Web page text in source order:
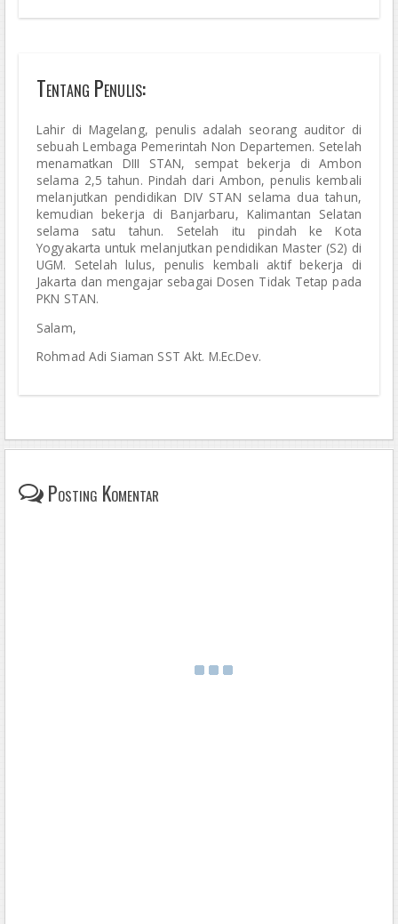
Tentang Penulis:
Lahir di Magelang, penulis adalah seorang auditor di
sebuah Lembaga Pemerintah Non Departemen. Setelah
menamatkan DIII STAN, sempat bekerja di Ambon
selama 2,5 tahun. Pindah dari Ambon, penulis kembali
melanjutkan pendidikan DIV STAN selama dua tahun,
kemudian bekerja di Banjarbaru, Kalimantan Selatan
selama satu tahun. Setelah itu pindah ke Kota
Yogyakarta untuk melanjutkan pendidikan Master (S2) di
UGM. Setelah lulus, penulis kembali aktif bekerja di
Jakarta dan mengajar sebagai Dosen Tidak Tetap pada
PKN STAN.
Salam,
Rohmad Adi Siaman SST Akt. M.Ec.Dev.
Posting Komentar